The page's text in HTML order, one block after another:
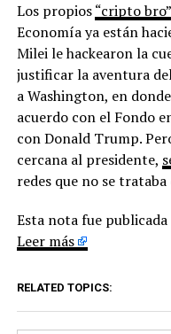
Los propios“cripto bro”
Economía ya están
Milei le hackearon la
justificar la aventura
a Washington, en
acuerdo con el Fondo
con Donald Trump.
cercana al presidente,
redes que no se trataba
Esta nota fue
Leer más
RELATED TOPICS: